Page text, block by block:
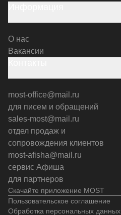
Скачайте приложение MOST
О нас
Вакансии
most-office@mail.ru
для писем и обращений
sales-most@mail.ru
отдел продаж и
сопровождения клиентов
most-afisha@mail.ru
сервис Афиша
для партнеров
Пользовательское соглашение
Обработка персональных данных